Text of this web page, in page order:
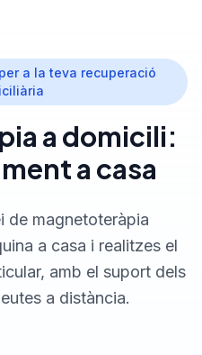
a la teva recuperació
a domicili:
a casa
de magnetoteràpia
a casa i realitzes el
amb el suport dels
a distància.